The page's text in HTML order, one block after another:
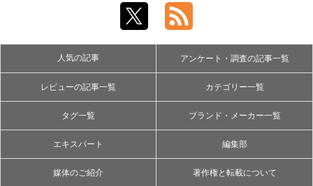
人気の記事 アンケート・調査の記事一覧
レビューの記事一覧 カテゴリー一覧
タグ一覧 ブランド・メーカー一覧
エキスパート 編集部
媒体のご紹介 著作権と転載について